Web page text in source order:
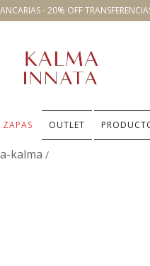
- 20% OFF
ZAPAS OUTLET
kalma /